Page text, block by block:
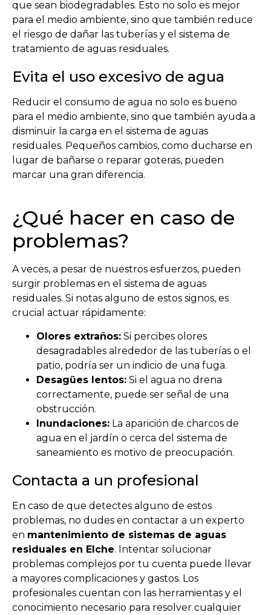
que sean biodegradables. Esto no solo es mejor
para el medio ambiente, sino que también reduce
el riesgo de dañar las tuberías y el sistema de
tratamiento de aguas residuales.
Evita el uso excesivo de agua
Reducir el consumo de agua no solo es bueno
para el medio ambiente, sino que también ayuda a
disminuir la carga en el sistema de aguas
residuales. Pequeños cambios, como ducharse en
lugar de bañarse o reparar goteras, pueden
marcar una gran diferencia.
¿Qué hacer en caso de
problemas?
A veces, a pesar de nuestros esfuerzos, pueden
surgir problemas en el sistema de aguas
residuales. Si notas alguno de estos signos, es
crucial actuar rápidamente:
Olores extraños: Si percibes olores
desagradables alrededor de las tuberías o el
patio, podría ser un indicio de una fuga.
Desagües lentos: Si el agua no drena
correctamente, puede ser señal de una
obstrucción.
Inundaciones: La aparición de charcos de
agua en el jardín o cerca del sistema de
saneamiento es motivo de preocupación.
Contacta a un profesional
En caso de que detectes alguno de estos
problemas, no dudes en contactar a un experto
en mantenimiento de sistemas de aguas
residuales en Elche. Intentar solucionar
problemas complejos por tu cuenta puede llevar
a mayores complicaciones y gastos. Los
profesionales cuentan con las herramientas y el
conocimiento necesario para resolver cualquier